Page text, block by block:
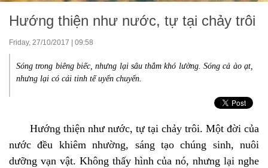
Hướng thiện như nước, tự tại chảy trôi
Friday, 27/10/2017 | 09:58
Sóng trong biêng biếc, nhưng lại sâu thẳm khó lường. Sóng cả ào ạt,
nhưng lại có cái tinh tế uyển chuyển.
Hướng thiện như nước, tự tại chảy trôi. Một đời của
nước đều khiêm nhường, sáng tạo chúng sinh, nuôi
dưỡng vạn vật. Không thấy hình của nó, nhưng lại nghe